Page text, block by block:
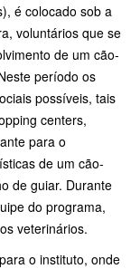
é colocado sob a
voluntários que se
de um cão-
período os
possíveis, tais
centers,
para o
de um cão-
de guiar. Durante
do programa,
veterinários.
o instituto, onde